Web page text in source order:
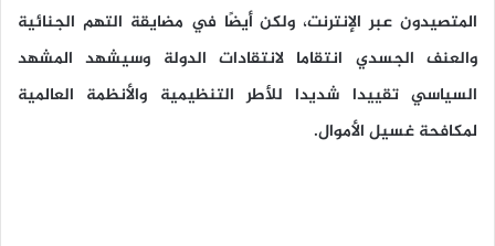
المتصيدون عبر الإنترنت، ولكن أيضًا في مضايقة التهم الجنائية
والعنف الجسدي انتقاما لانتقادات الدولة وسيشهد المشهد
السياسي تقييدا شديدا للأطر التنظيمية والأنظمة العالمية
لمكافحة غسيل الأموال.